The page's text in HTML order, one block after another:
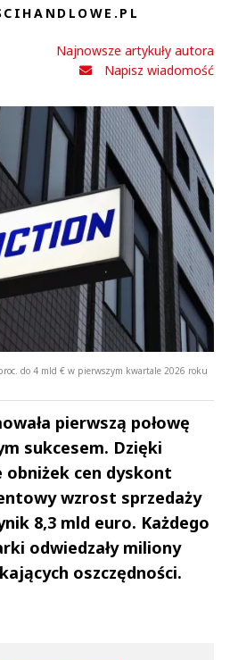
Najnowsze artykuły autora
Napisz wiadomość
do 4 mld € w pierwszym kwartale 2026 roku
pierwszą połowę
sukcesem. Dzięki
cen dyskont
wzrost sprzedaży
8,3 mld euro. Każdego
odwiedzały miliony
oszczędności.